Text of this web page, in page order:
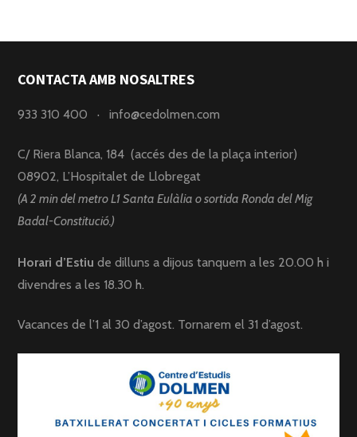
CONTACTA AMB NOSALTRES
933 310 400 ·info@cedolmen.com
C/ Riera Blanca, 184 (accés des de la plaça interior)
08902, L’Hospitalet de Llobregat
(A 2 min del metro L1 Santa Eulàlia o sortida Ronda del Mig
Badal-Constitució.)
Horari d’Estiu de dilluns a dijous tanquem a les 20.00 h i
divendres a les 18.30 h.
Vacances de l’1 al 30 d’agost. Tornarem el 31 d’agost.